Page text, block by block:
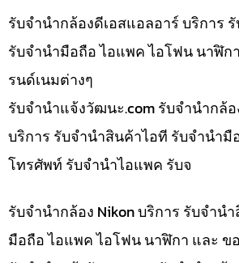
รับจำนำกล้องดีเอสแอลอาร์ บริการ
รับจำนำมือถือ ไอแพค ไอโฟน นาฬิก
รนด์เนมต่างๆ
รับจํานําแจ้งวัฒนะ.com รับจำนำกล้
บริการ รับจำนำสินค้าไอที รับจำนำมื
โทรศัพท์ รับจำนำไอแพค รับจ
รับจำนำกล้อง Nikon บริการ รับจำน
มือถือ ไอแพค ไอโฟน นาฬิกา และ ข